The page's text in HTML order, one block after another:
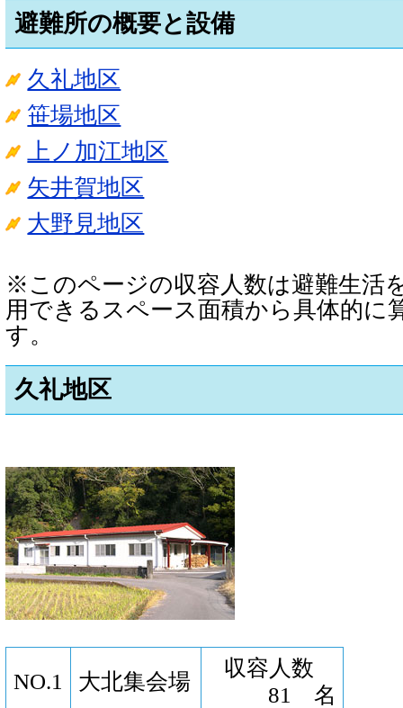
避難所の概要と設備
久礼地区
笹場地区
上ノ加江地区
矢井賀地区
大野見地区
※このページの収容人数は避難生活
用できるスペース面積から具体的に
す。
久礼地区
NO.1 大北集会場
収容人数
81 名